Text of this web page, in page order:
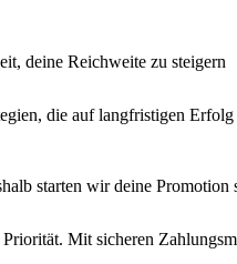
deine Reichweite zu steigern
die auf langfristigen
starten wir deine Promotion
Mit sicheren